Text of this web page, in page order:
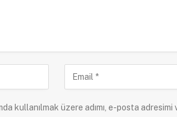
kullanılmak üzere adımı, e-posta